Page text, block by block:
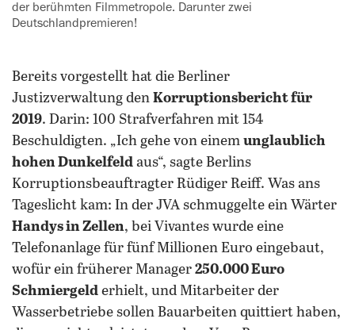
der berühmten Filmmetropole. Darunter zwei
Deutschlandpremieren!
Bereits vorgestellt hat die Berliner
Justizverwaltung den Korruptionsbericht für
2019. Darin: 100 Strafverfahren mit 154
Beschuldigten. „Ich gehe von einem unglaublich
hohen Dunkelfeld aus“, sagte Berlins
Korruptionsbeauftragter Rüdiger Reiff. Was ans
Tageslicht kam: In der JVA schmuggelte ein Wärter
Handys in Zellen, bei Vivantes wurde eine
Telefonanlage für fünf Millionen Euro eingebaut,
wofür ein früherer Manager 250.000 Euro
Schmiergeld erhielt, und Mitarbeiter der
Wasserbetriebe sollen Bauarbeiten quittiert haben,